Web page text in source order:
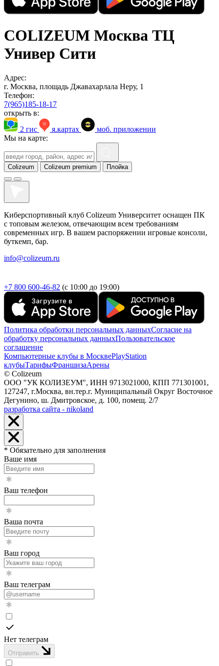
COLIZEUM Москва ТЦ
Универ Сити
Адрес:
г. Москва, площадь Джавахарлала Неру, 1
Телефон:
7(965)185-18-17
открыть в:
2 гис
я.картах
моб. приложении
Мы на карте:
Colizeum Colizeum premium Плойка
Киберспортивный клуб Colizeum Университет оснащен ПК
с топовым железом, отвечающим всем требованиям
современных игр. В вашем распоряжении игровые консоли,
буткемп, бар.
info@colizeum.ru
+7 800 600-46-82 (с 10:00 до 19:00)
Политика обработки персональных данныхСогласие на
обработку персональных данныхПользовательское
соглашение
Компьютерные клубы в МосквеPlayStation
клубыТарифыФраншизаАрены
© Colizeum
ООО "УК КОЛИЗЕУМ", ИНН 9713021000, КПП 771301001,
127247, г.Москва, вн.тер.г. Муниципальный Округ Восточное
Дегунино, ш. Дмитровское, д. 100, помещ. 2/7
разработка сайта - nikoland
* Обязательно для заполнения
Ваше имя
Ваш телефон
Ваша почта
Ваш город
Ваш телеграм
Нет телеграм
Отправить